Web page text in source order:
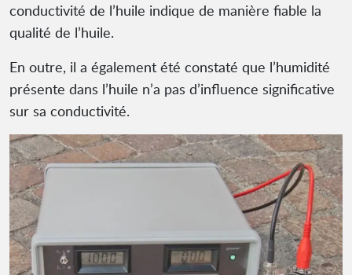
conductivité de l’huile indique de manière fiable la
qualité de l’huile.
En outre, il a également été constaté que l’humidité
présente dans l’huile n’a pas d’influence significative
sur sa conductivité.